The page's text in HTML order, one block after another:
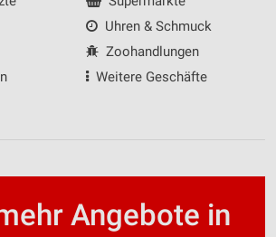
Uhren & Schmuck
Zoohandlungen
Weitere Geschäfte
Angebote in